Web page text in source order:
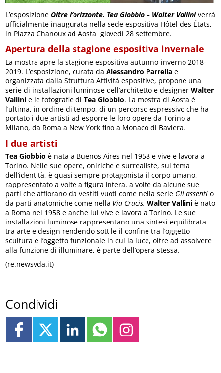
L’esposizioneOltre l’orizzonte. Tea Giobbio – Walter Valliniverrà
ufficialmente inaugurata nella sede espositiva Hôtel des États,
in Piazza Chanoux ad Aosta giovedì 28 settembre.
Apertura della stagione espositiva invernale
La mostra apre la stagione espositiva autunno-inverno 2018-
2019. L’esposizione, curata daAlessandro Parrella e
organizzata dalla Struttura Attività espositive, propone una
serie di installazioni luminose dell’architetto e designerWalter
Vallini e le fotografie diTea Giobbio. La mostra di Aosta è
l’ultima, in ordine di tempo, di un percorso espressivo che ha
portato i due artisti ad esporre le loro opere da Torino a
Milano, da Roma a New York fino a Monaco di Baviera.
I due artisti
Tea Giobbio è nata a Buenos Aires nel 1958 e vive e lavora a
Torino. Nelle sue opere, oniriche e surrealiste, sul tema
dell’identità, è quasi sempre protagonista il corpo umano,
rappresentato a volte a figura intera, a volte da alcune sue
parti che affiorano da vestiti vuoti come nella serie Gli assenti o
da parti anatomiche come nella Via Crucis.Walter Vallini è nato
a Roma nel 1958 e anche lui vive e lavora a Torino. Le sue
installazioni luminose rappresentano una sintesi equilibrata
tra arte e design rendendo sottile il confine tra l’oggetto
scultura e l’oggetto funzionale in cui la luce, oltre ad assolvere
alla funzione di illuminare, è parte dell’opera stessa.
(re.newsvda.it)
Condividi